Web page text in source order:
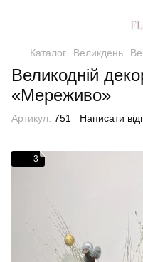
Каталог Великдень
Великодній
«Мереживо»
Артикул: 751 Написати
3